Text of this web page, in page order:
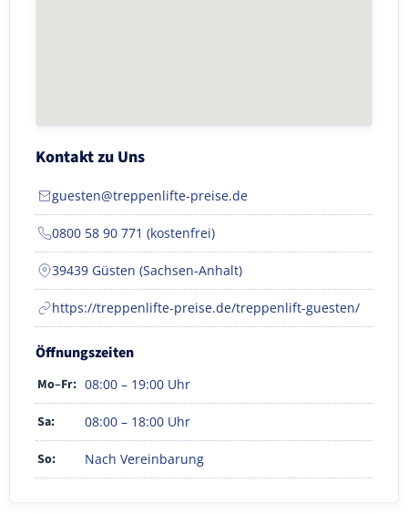
Kontakt zu Uns
guesten@treppenlifte-preise.de
0800 58 90 771 (kostenfrei)
39439 Güsten (Sachsen-Anhalt)
https://treppenlifte-preise.de/treppenlift-guesten/
Öffnungszeiten
Mo–Fr: 08:00 – 19:00 Uhr
Sa: 08:00 – 18:00 Uhr
So: Nach Vereinbarung